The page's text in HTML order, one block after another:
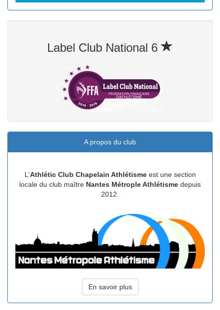
Label Club National 6
A propos du club
L'Athlétic Club Chapelain Athlétismeest une section
locale du club maître Nantes Métrople Athlétisme depuis
2012.
En savoir plus